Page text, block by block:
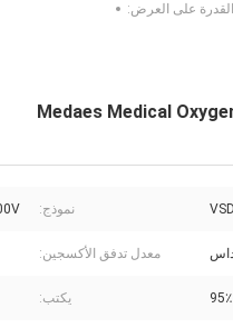
القدرة على العرض:
نموذج:
معدل تدفق الأكسجين:
يكتب: